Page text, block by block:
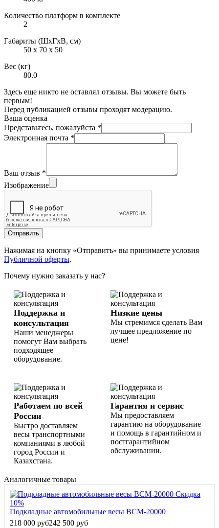
Количество платформ в комплекте
2
Габариты (ШxГxВ, см)
50 x 70 x 50
Вес (кг)
80.0
Здесь еще никто не оставлял отзывы. Вы можете быть
первым!
Перед публикацией отзывы проходят модерацию.
Ваша оценка
Представьтесь, пожалуйста *
Электронная почта *
Ваш отзыв *
Изображение
Отправить
Нажимая на кнопку «Отправить» вы принимаете условия
Публичной оферты.
Почему нужно заказать у нас?
Поддержка и
консультация
Наши менеджеры
помогут Вам выбрать
подходящее
оборудование.
Низкие цены
Мы стремимся сделать Вам
лучшее предложение по
цене!
Работаем по всей
России
Быстро доставляем
весы транспортными
компаниями в любой
город России и
Казахстана.
Гарантия и сервис
Мы предоставляем
гарантию на оборудование
и помощь в гарантийном и
постгарантийном
обслуживании.
Аналогичные товары
Скидка
10%
Подкладные автомобильные весы ВСМ-20000
218 000 руб242 500 руб